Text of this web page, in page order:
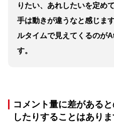
りたい、あれしたいを定め
手は動きが違うなと感じま
ルタイムで見えてくるのが
す。
コメント量に差がある
したりすることはありま